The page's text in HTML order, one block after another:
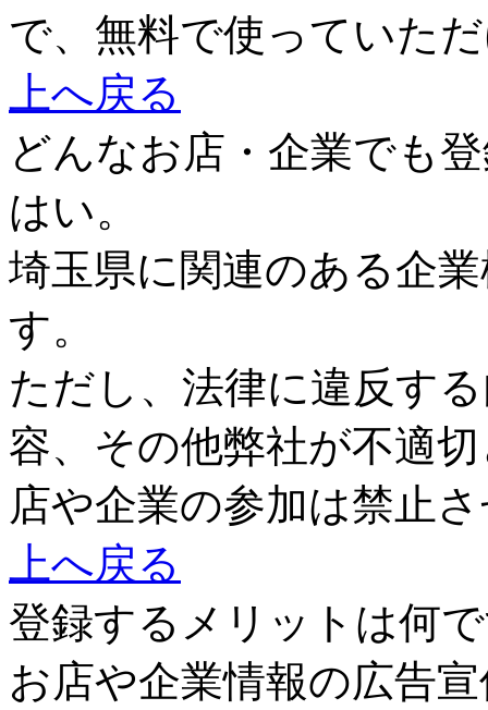
で、無料で使っていた
上へ戻る
どんなお店・企業でも
はい。
埼玉県に関連のある企
す。
ただし、法律に違反す
容、その他弊社が不適
店や企業の参加は禁止
上へ戻る
登録するメリットは何
お店や企業情報の広告